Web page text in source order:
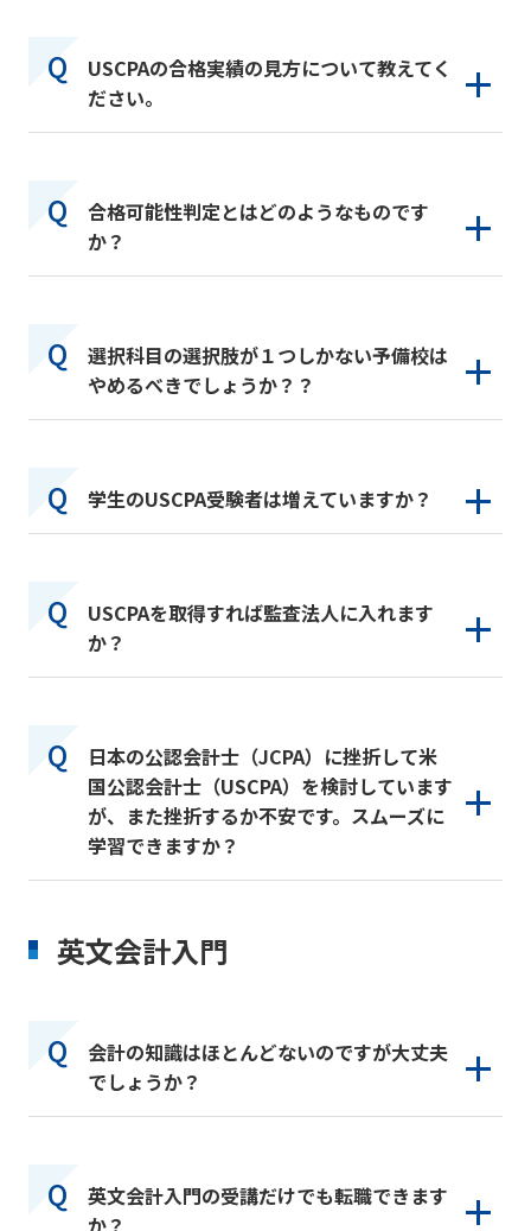
USCPAの合格実績の見方について教えてく
ださい。
合格可能性判定とはどのようなものです
か？
選択科目の選択肢が１つしかない予備校は
やめるべきでしょうか？？
学生のUSCPA受験者は増えていますか？
USCPAを取得すれば監査法人に入れます
か？
日本の公認会計士（JCPA）に挫折して米
国公認会計士（USCPA）を検討しています
が、また挫折するか不安です。スムーズに
学習できますか？
英文会計入門
会計の知識はほとんどないのですが大丈夫
でしょうか？
英文会計入門の受講だけでも転職できます
か？